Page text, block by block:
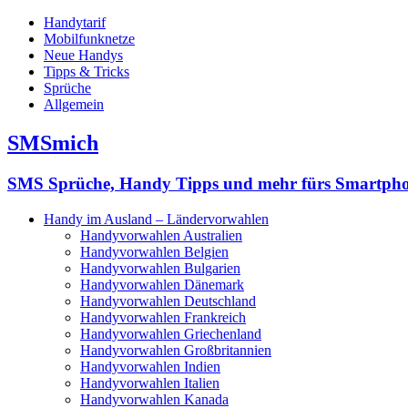
Handytarif
Mobilfunknetze
Neue Handys
Tipps & Tricks
Sprüche
Allgemein
SMSmich
SMS Sprüche, Handy Tipps und mehr fürs
Handy im Ausland – Ländervorwahlen
Handyvorwahlen Australien
Handyvorwahlen Belgien
Handyvorwahlen Bulgarien
Handyvorwahlen Dänemark
Handyvorwahlen Deutschland
Handyvorwahlen Frankreich
Handyvorwahlen Griechenland
Handyvorwahlen Großbritannien
Handyvorwahlen Indien
Handyvorwahlen Italien
Handyvorwahlen Kanada